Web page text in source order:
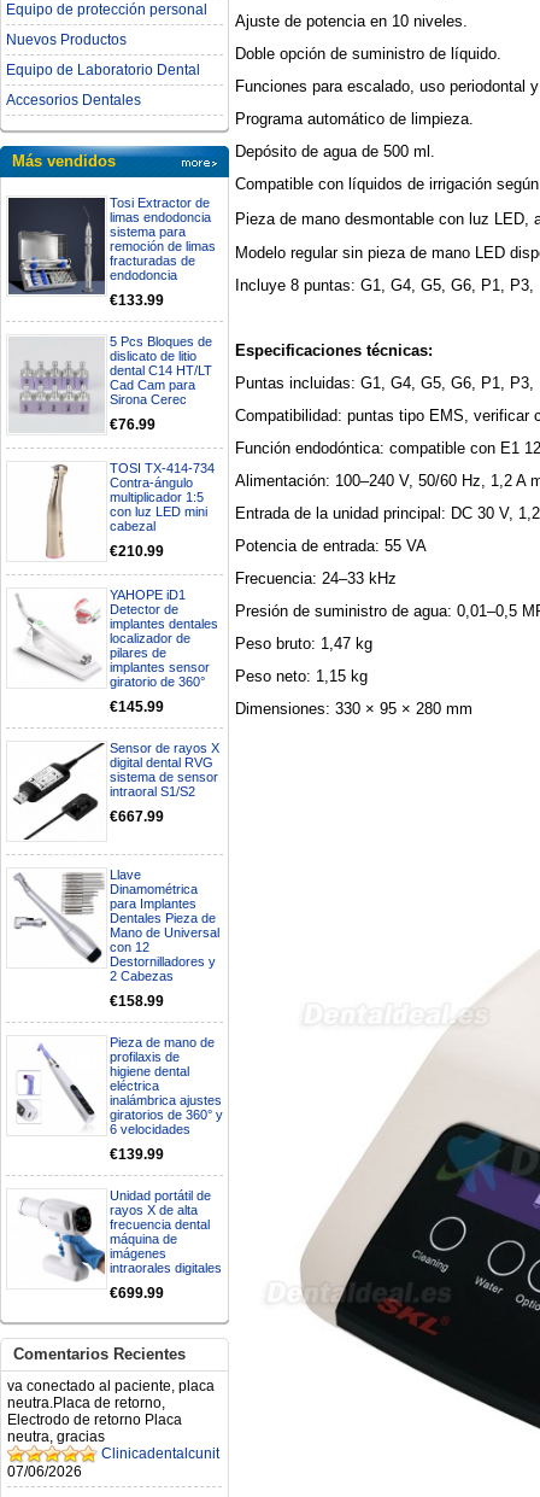
Equipo de protección personal
Nuevos Productos
Equipo de Laboratorio Dental
Accesorios Dentales
Más vendidos
Tosi Extractor de
limas endodoncia
sistema para
remoción de limas
fracturadas de
endodoncia
€133.99
5 Pcs Bloques de
dislicato de litio
dental C14 HT/LT
Cad Cam para
Sirona Cerec
€76.99
TOSI TX-414-734
Contra-ángulo
multiplicador 1:5
con luz LED mini
cabezal
€210.99
YAHOPE iD1
Detector de
implantes dentales
localizador de
pilares de
implantes sensor
giratorio de 360°
€145.99
Sensor de rayos X
digital dental RVG
sistema de sensor
intraoral S1/S2
€667.99
Llave
Dinamométrica
para Implantes
Dentales Pieza de
Mano de Universal
con 12
Destornilladores y
2 Cabezas
€158.99
Pieza de mano de
profilaxis de
higiene dental
eléctrica
inalámbrica ajustes
giratorios de 360° y
6 velocidades
€139.99
Unidad portátil de
rayos X de alta
frecuencia dental
máquina de
imágenes
intraorales digitales
€699.99
Comentarios Recientes
Boa noite gostaria de saber se
seria possível entrega em
Portugal e quanto tempo no
máximo demoraria pra a morada
av Francisco Sá Carneiro n40
produto - Motor eléctrico dental
inalámbrico IPR pieza de mano
ortodoncia y pulido 2 en 1.
Rita
29/07/2026
Mi formulario de pedido: S /
RECIBIRE MI PEDIDO,
GRACIAS
clinicadentalcunit
11/06/2026
Hola buenos días respecto al
tiene una "toma a tierra" lo que
va conectado al paciente, placa
neutra.Placa de retorno,
Electrodo de retorno Placa
neutra, gracias
Clinicadentalcunit
07/06/2026
Ajuste de potencia en 10 niveles.
Doble opción de suministro de líquido.
Funciones para escalado, uso periodontal
Programa automático de limpieza.
Depósito de agua de 500 ml.
Compatible con líquidos de irrigación
Pieza de mano desmontable con luz
Modelo regular sin pieza de mano LED
Incluye 8 puntas: G1, G4, G5, G6, P1, P3,
Especificaciones técnicas:
Puntas incluidas: G1, G4, G5, G6, P1, P3,
Compatibilidad: puntas tipo EMS, verificar
Función endodóntica: compatible con E1
Alimentación: 100–240 V, 50/60 Hz, 1,2 A
Entrada de la unidad principal: DC 30 V,
Potencia de entrada: 55 VA
Frecuencia: 24–33 kHz
Presión de suministro de agua: 0,01–0,5
Peso bruto: 1,47 kg
Peso neto: 1,15 kg
Dimensiones: 330 × 95 × 280 mm